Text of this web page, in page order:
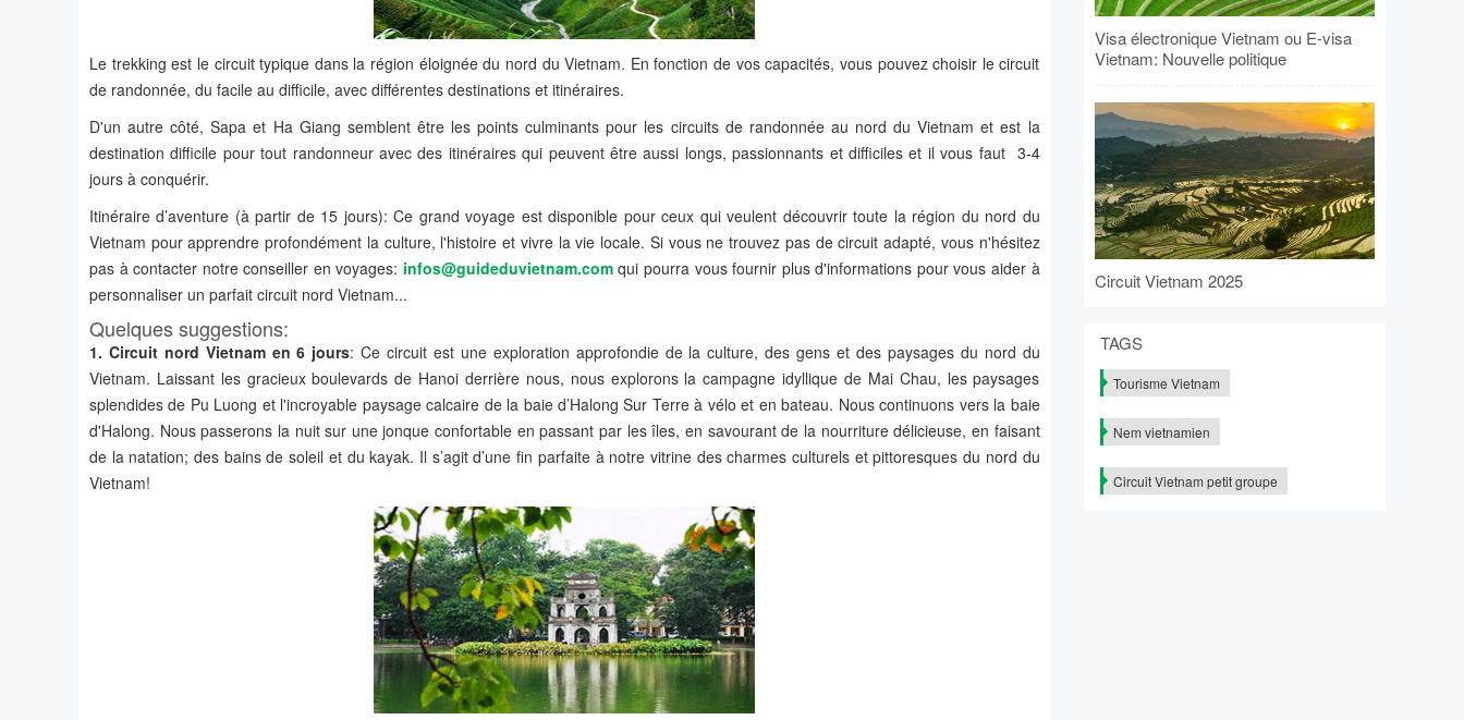
Le trekking est le circuit typique dans la région éloignée du nord du Vietnam. En fonction de vos capacités, vous pouvez choisir le circuit
de randonnée, du facile au difficile, avec différentes destinations et itinéraires.
D'un autre côté, Sapa et Ha Giang semblent être les points culminants pour les circuits de randonnée au nord du Vietnam et est la
destination difficile pour tout randonneur avec des itinéraires qui peuvent être aussi longs, passionnants et difficiles et il vous faut 3-4
jours à conquérir.
Itinéraire d’aventure (à partir de 15 jours): Ce grand voyage est disponible pour ceux qui veulent découvrir toute la région du nord du
Vietnam pour apprendre profondément la culture, l'histoire et vivre la vie locale. Si vous ne trouvez pas de circuit adapté, vous n'hésitez
pas à contacter notre conseiller en voyages: infos@guideduvietnam.comqui pourra vous fournir plus d'informations pour vous aider à
personnaliser un parfait circuit nord Vietnam...
Quelques suggestions:
1. Circuit nord Vietnam en 6 jours: Ce circuit est une exploration approfondie de la culture, des gens et des paysages du nord du
Vietnam. Laissant les gracieux boulevards de Hanoi derrière nous, nous explorons la campagne idyllique de Mai Chau, les paysages
splendides de Pu Luong et l'incroyable paysage calcaire de la baie d’Halong Sur Terre à vélo et en bateau. Nous continuons vers la baie
d'Halong. Nous passerons la nuit sur une jonque confortable en passant par les îles, en savourant de la nourriture délicieuse, en faisant
de la natation; des bains de soleil et du kayak. Il s’agit d’une fin parfaite à notre vitrine des charmes culturels et pittoresques du nord du
Vietnam!
Visa électronique Vietnam ou E-visa
Vietnam: Nouvelle politique
Circuit Vietnam 2025
TAGS
Tourisme Vietnam
Nem vietnamien
Circuit Vietnam petit groupe